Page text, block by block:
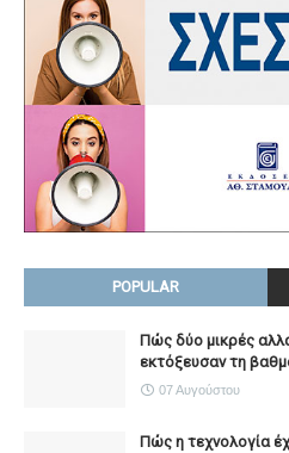
POPULAR
Πώς δύο μικρές
εκτόξευσαν τη
07 Αυγούστου
Πώς η τεχνολογία